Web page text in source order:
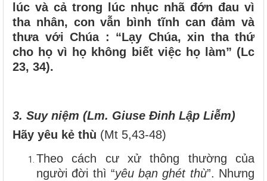
lúc và cả trong lúc nhục nhã đớn đau vì
tha nhân, con vẫn bình tĩnh can đảm và
thưa với Chúa : “Lạy Chúa, xin tha thứ
cho họ vì họ không biết việc họ làm” (Lc
23, 34).
3. Suy niệm (Lm. Giuse Đinh Lập Liễm)
Hãy yêu kẻ thù (Mt 5,43-48)
Theo cách cư xử thông thường của
người đời thì “yêu bạn ghét thù”. Nhưng